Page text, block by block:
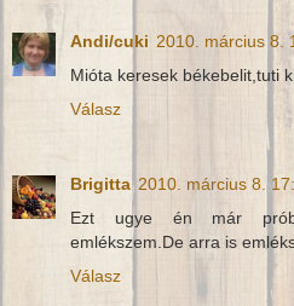
Andi/cuki 2010. március 8.
Mióta keresek békebelit,tuti
Válasz
Brigitta 2010. március 8.
Ezt ugye én már
emlékszem.De arra is
Válasz